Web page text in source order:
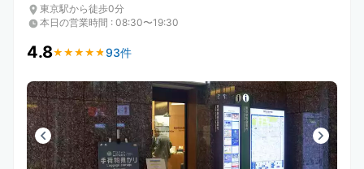
東京駅から徒歩0分
本日の営業時間 : 08:30〜19:30
4.8★ ★ ★ ★ ★
★ ★ ★ ★ ★ 93件